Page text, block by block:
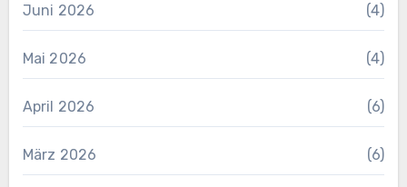
Juni 2026 (4)
Mai 2026 (4)
April 2026 (6)
März 2026 (6)